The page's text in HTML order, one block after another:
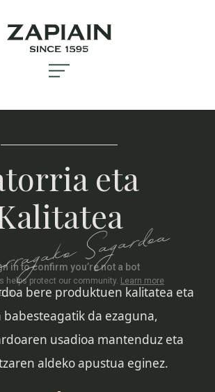
eta
Sagardoa
bere produktuen kalitatea eta
babesteagatik da ezaguna,
usadioa mantenduz eta
aldeko apustua eginez.